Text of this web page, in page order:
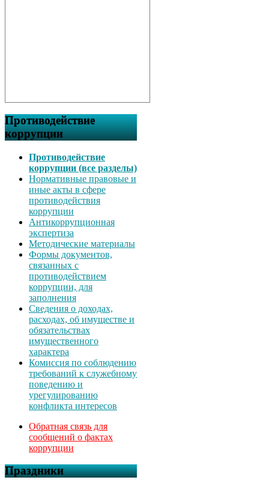
Противодействие
коррупции
Противодействие
коррупции (все разделы)
Нормативные правовые и
иные акты в сфере
противодействия
коррупции
Антикоррупционная
экспертиза
Методические материалы
Формы документов,
связанных с
противодействием
коррупции, для
заполнения
Сведения о доходах,
расходах, об имуществе и
обязательствах
имущественного
характера
Комиссия по соблюдению
требований к служебному
поведению и
урегулированию
конфликта интересов
Обратная связь для
сообщений о фактах
коррупции
Праздники